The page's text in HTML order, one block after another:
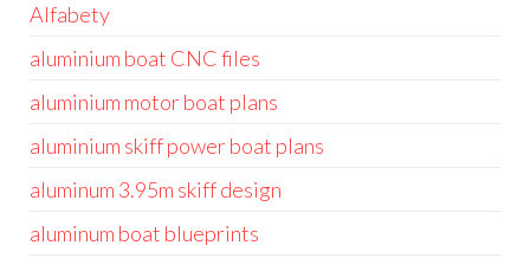
Alfabety
aluminium boat CNC files
aluminium motor boat plans
aluminium skiff power boat plans
aluminum 3.95m skiff design
aluminum boat blueprints